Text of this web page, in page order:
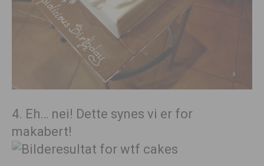
4. Eh… nei! Dette synes vi er for
makabert!